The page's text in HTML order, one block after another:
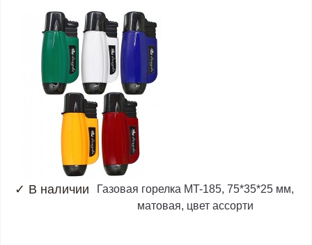
✓ В наличии
Газовая горелка MT-185, 75*35*25 мм,
матовая, цвет ассорти